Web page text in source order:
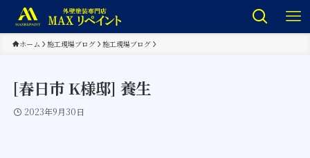
ホーム 施工現場ブログ 施工現場ブログ
[春日市 K様邸] 養生
2023年9月30日